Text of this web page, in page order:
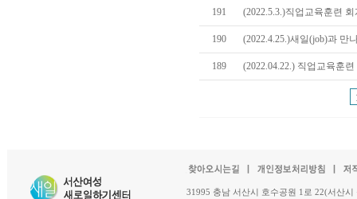
191 (2022.5.3.)직업교육훈련
190 (2022.4.25.)새일(job)과 만
189 (2022.04.22.) 직업교육훈
31995 충남 서산시 호수공원 1로 22(서산